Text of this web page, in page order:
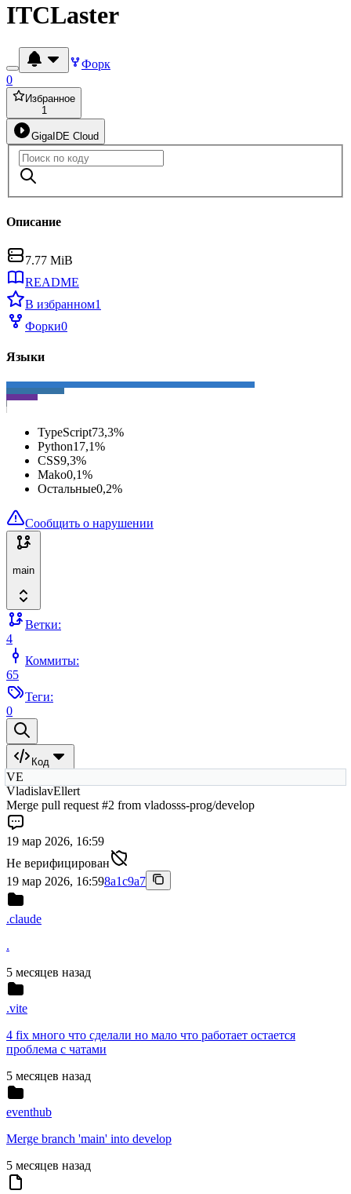
ITCLaster
Форк
0
Избранное
1
GigaIDE Cloud
Описание
7.77 MiB
README
В избранном1
Форки0
Языки
TypeScript73,3%
Python17,1%
CSS9,3%
Mako0,1%
Остальные0,2%
Сообщить о нарушении
main
Ветки:
4
Коммиты:
65
Теги:
0
Код
VE
VladislavEllert
Merge pull request #2 from vladosss-prog/develop
19 мар 2026, 16:59
Не верифицирован
19 мар 2026, 16:598a1c9a7
.claude
.
5 месяцев назад
.vite
4 fix много что сделали но мало что работает остается
проблема с чатами
5 месяцев назад
eventhub
Merge branch 'main' into develop
5 месяцев назад